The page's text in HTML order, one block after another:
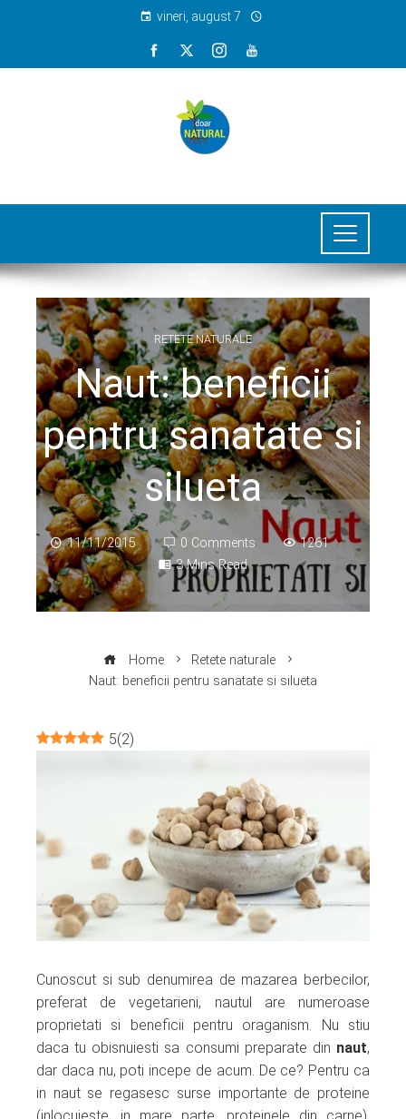
vineri, august 7
RETETE NATURALE
Naut: beneficii
pentru sanatate si
silueta
11/11/2015 0 Comments
1261
3 Mins Read
Home
Retete naturale
Naut: beneficii pentru sanatate si silueta
5(2)
Cunoscut si sub denumirea de mazarea berbecilor,
preferat de vegetarieni, nautul are numeroase
proprietati si beneficii pentru oraganism. Nu stiu
daca tu obisnuiesti sa consumi preparate din naut,
dar daca nu, poti incepe de acum. De ce? Pentru ca
in naut se regasesc surse importante de proteine